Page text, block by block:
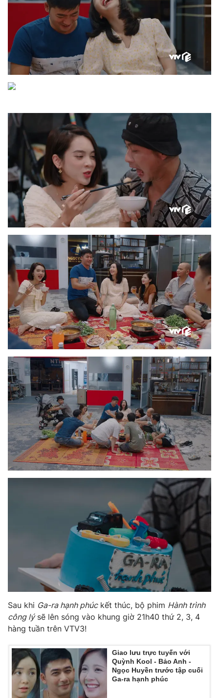
Sau khi Ga-ra hạnh phúckết thúc, bộ phim Hành trình
công lýsẽ lên sóng vào khung giờ 21h40 thứ 2, 3, 4
hàng tuần trên VTV3!
Giao lưu trực tuyến với
Quỳnh Kool - Bảo Anh -
Ngọc Huyền trước tập cuối
Ga-ra hạnh phúc